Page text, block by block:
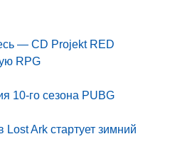
— CD Projekt RED
RPG
10-го сезона PUBG
Ark стартует зимний